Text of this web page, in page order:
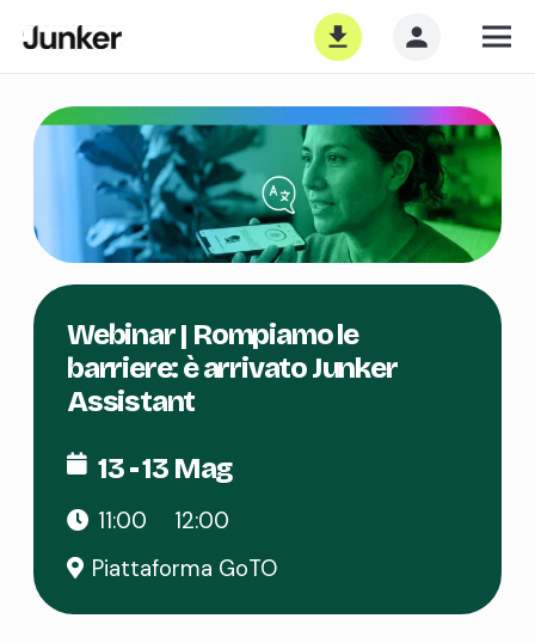
Webinar | Rompiamo le
barriere: è arrivato Junker
Assistant
13 - 13 Mag
11:00
12:00
Piattaforma GoTO